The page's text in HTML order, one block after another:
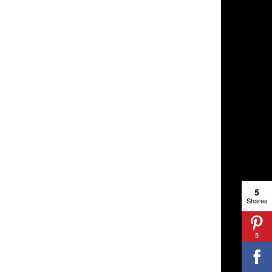
5
Shares
5